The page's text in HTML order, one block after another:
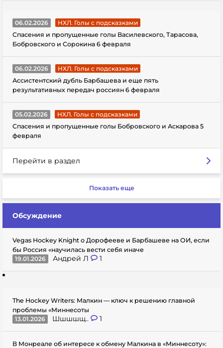
06.02.2026
НХЛ. Голы с подсказками
Спасения и пропущенные голы Василевского, Тарасова,
Бобровского и Сорокина 6 февраля
06.02.2026
НХЛ. Голы с подсказками
Ассистентский дубль Барбашева и еще пять
результативных передач россиян 6 февраля
05.02.2026
НХЛ. Голы с подсказками
Спасения и пропущенные голы Бобровского и Аскарова 5
февраля
Перейти в раздел
Показать еще
Обсуждение
Vegas Hockey Knight о Дорофееве и Барбашеве на ОИ, если
бы Россия «научилась вести себя иначе
19.01.2026
Андрей Л 1
The Hockey Writers: Малкин — ключ к решению главной
проблемы «Миннесоты
13.01.2026
Шшшшщ.. 1
В Монреале об интересе к обмену Малкина в «Миннесоту»: